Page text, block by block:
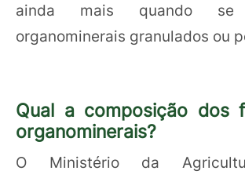
ainda mais quando
organominerais granulados ou
Qual a composição dos
organominerais?
O Ministério da